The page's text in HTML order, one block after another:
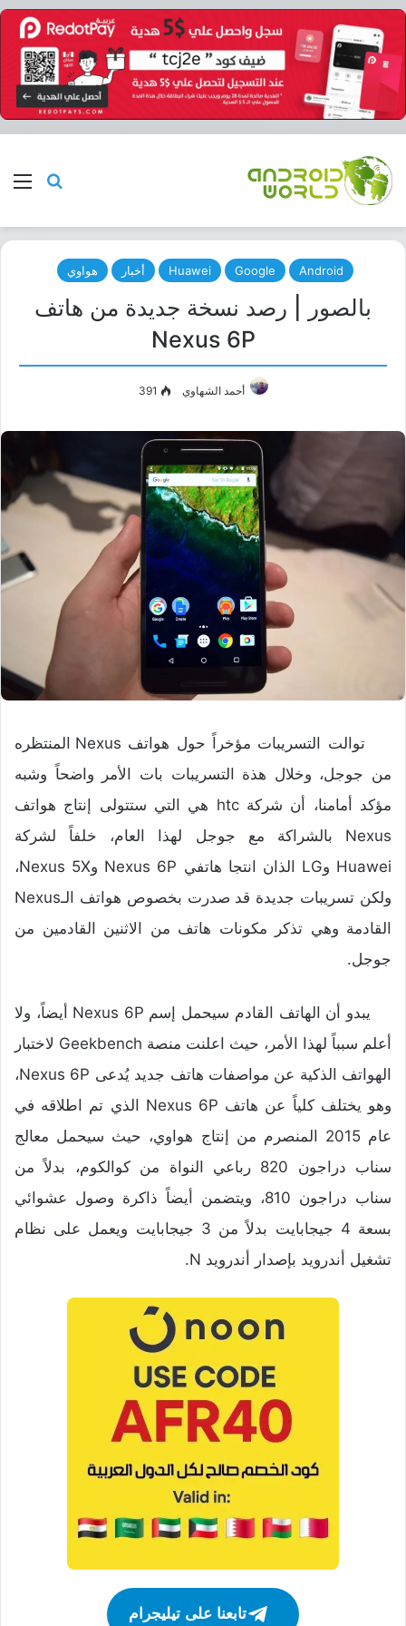
بحث
Android
Google
Huawei أخبار هواوي
بالصور | رصد نسخة جديدة من هاتف
Nexus 6P
أحمد الشهاوي 391
توالت التسريبات مؤخراً حول هواتف Nexus المنتظره
من جوجل، وخلال هذة التسريبات بات الأمر واضحاً وشبه
مؤكد أمامنا، أن شركة htc هي التي ستتولى إنتاج هواتف
Nexus بالشراكة مع جوجل لهذا العام، خلفاً لشركة
Huawei وLG الذان انتجا هاتفي Nexus 6P وNexus 5X،
ولكن تسريبات جديدة قد صدرت بخصوص هواتف الـNexus
القادمة وهي تذكر مكونات هاتف من الاثنين القادمين من
جوجل.
يبدو أن الهاتف القادم سيحمل إسم Nexus 6P أيضاً، ولا
أعلم سبباً لهذا الأمر، حيث اعلنت منصة Geekbench لاختبار
الهواتف الذكية عن مواصفات هاتف جديد يُدعى Nexus 6P،
وهو يختلف كلياً عن هاتف Nexus 6P الذي تم اطلاقه في
عام 2015 المنصرم من إنتاج هواوي، حيث سيحمل معالج
سناب دراجون 820 رباعي النواة من كوالكوم، بدلاً من
سناب دراجون 810، ويتضمن أيضاً ذاكرة وصول عشوائي
بسعة 4 جيجابايت بدلاً من 3 جيجابايت ويعمل على نظام
تشغيل أندرويد بإصدار أندرويد N.
تابعنا على تيليجرام